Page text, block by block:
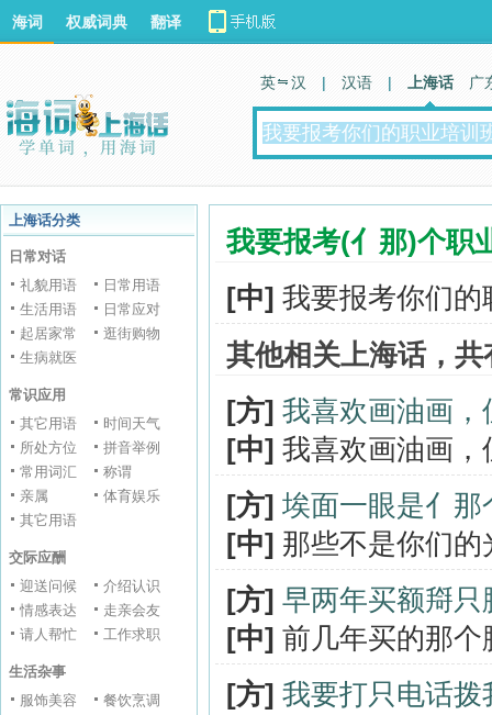
海词 权威词典 翻译
英 汉 | 汉语 | 上海话 广
上海话分类
日常对话
礼貌用语
日常用语
生活用语
日常应对
起居家常
逛街购物
生病就医
常识应用
其它用语
时间天气
所处方位
拼音举例
常用词汇
称谓
亲属
体育娱乐
其它用语
交际应酬
迎送问候
介绍认识
情感表达
走亲会友
请人帮忙
工作求职
生活杂事
服饰美容
餐饮烹调
我要报考(亻那)个职
[中] 我要报考你们
其他相关上海话，共
[方] 我喜欢画油画
[中] 我喜欢画油画
[方] 埃面一眼是亻那
[中] 那些不是你们的
[方] 早两年买额搿
[中] 前几年买的那
[方] 我要打只电话拨